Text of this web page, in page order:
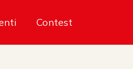
Contest